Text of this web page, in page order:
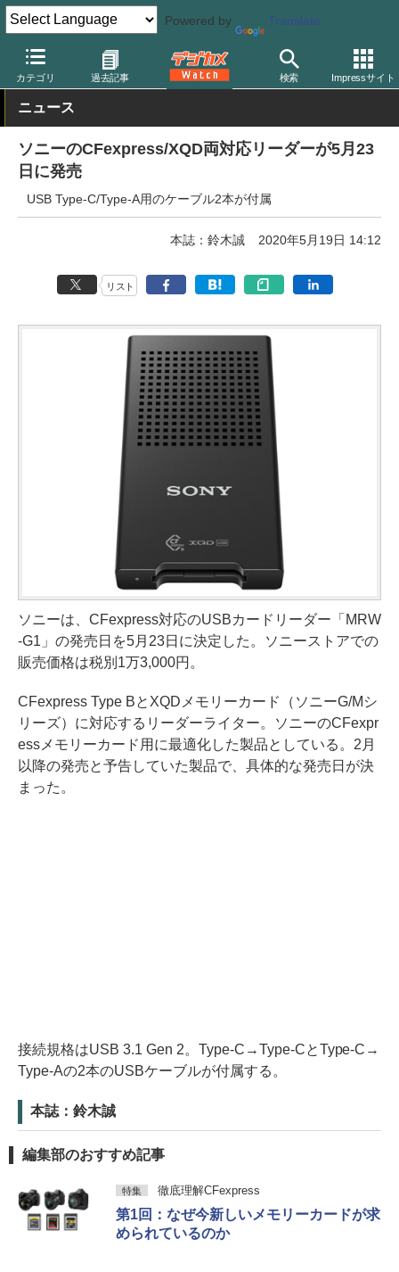
Powered by Translate
カテゴリ 過去記事 検索 Impressサイト
デジカメ Watch 撮影用品 記録メディア/カードリーダー その他
ニュース
ソニーのCFexpress/XQD両対応リーダーが5月23
日に発売
USB Type-C/Type-A用のケーブル2本が付属
本誌：鈴木誠 2020年5月19日 14:12
リスト
ソニーは、CFexpress対応のUSBカードリーダー「MRW
-G1」の発売日を5月23日に決定した。ソニーストアでの
販売価格は税別1万3,000円。
CFexpress Type BとXQDメモリーカード（ソニーG/Mシ
リーズ）に対応するリーダーライター。ソニーのCFexpr
essメモリーカード用に最適化した製品としている。2月
以降の発売と予告していた製品で、具体的な発売日が決
まった。
接続規格はUSB 3.1 Gen 2。Type-C→Type-CとType-C→
Type-Aの2本のUSBケーブルが付属する。
本誌：鈴木誠
編集部のおすすめ記事
特集 徹底理解CFexpress
第1回：なぜ今新しいメモリーカードが求
められているのか